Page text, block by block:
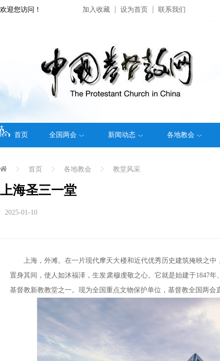
欢迎您访问！ 加入收藏 设为首页 联系我们
首页 全国两会 新闻动态 各地教会
首页 各地教会 教堂风采
上海圣三一堂
2025-01-10
上海，外滩。在一片现代摩天大楼和近代优秀历史建筑掩映之
置身其间，使人如沐福泽，生发肃穆虔敬之心。它就是始建于1847
基督教新教教堂之一。现为全国重点文物保护单位，基督教全国两会